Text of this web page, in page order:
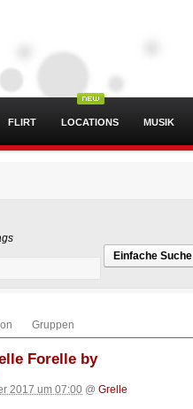
FLIRT LOCATIONS MUSIK
Einfache Suche
Gruppen
Forelle by
2017 um 07:00 @ Grelle